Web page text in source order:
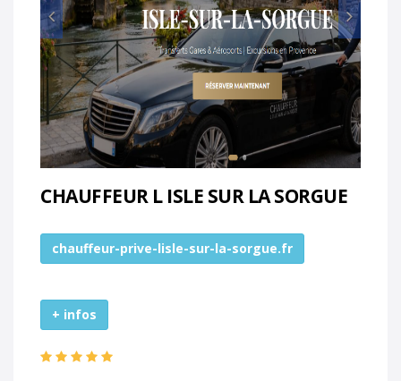
Prec Suiv
CHAUFFEUR L ISLE SUR LA SORGUE
chauffeur-prive-lisle-sur-la-sorgue.fr
+ infos